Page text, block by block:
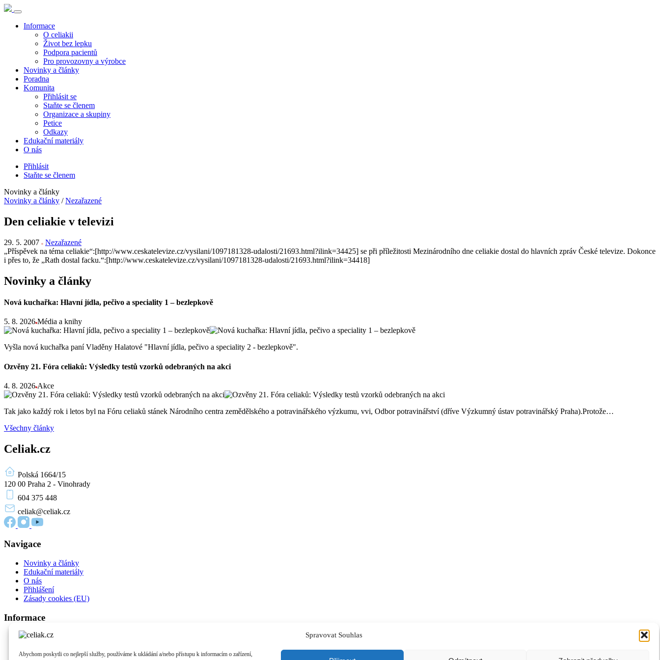
Spravovat Souhlas
Abychom poskytli co nejlepší služby, používáme k ukládání a/nebo přístupu k informacím o zařízení,
Informace
O celiakii
Život bez lepku
Podpora pacientů
Pro provozovny a výrobce
Novinky a články
Poradna
Komunita
Přihlásit se
Staňte se členem
Organizace a skupiny
Petice
Odkazy
Edukační materiály
O nás
Přihlásit
Staňte se členem
Novinky a články
Novinky a články / Nezařazené
Den celiakie v televizi
29. 5. 2007
Nezařazené
„Příspěvek na téma celiakie“:[http://www.ceskatelevize.cz/vysilani/1097181328-udalosti/21693.html?ilink=34425] se při příležitosti Mezinárodního dne celiakie dostal do hlavních zpráv České televize. Dokonce
i přes to, že „Rath dostal facku.“:[http://www.ceskatelevize.cz/vysilani/1097181328-udalosti/21693.html?ilink=34418]
Novinky a články
Nová kuchařka: Hlavní jídla, pečivo a speciality 1 – bezlepkově
5. 8. 2026 Média a knihy
Vyšla nová kuchařka paní Vladěny Halatové "Hlavní jídla, pečivo a speciality 2 - bezlepkově".
Ozvěny 21. Fóra celiaků: Výsledky testů vzorků odebraných na akci
4. 8. 2026 Akce
Tak jako každý rok i letos byl na Fóru celiaků stánek Národního centra zemědělského a potravinářského výzkumu, vvi, Odbor potravinářství (dříve Výzkumný ústav potravinářský Praha).Protože…
Všechny články
Celiak.cz
Polská 1664/15
120 00 Praha 2 - Vinohrady
604 375 448
celiak@celiak.cz
Navigace
Novinky a články
Edukační materiály
O nás
Přihlášení
Zásady cookies (EU)
Informace
O celiakii
Podpora pacientů